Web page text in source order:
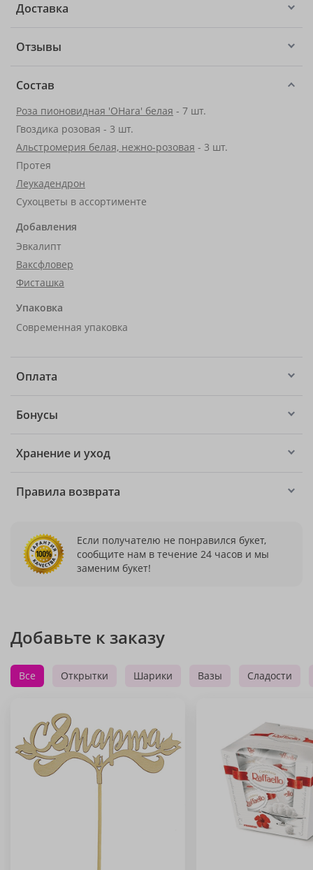
Доставка
Отзывы
Состав
Роза пионовидная 'OHara' белая - 7 шт.
Гвоздика розовая - 3 шт.
Альстромерия белая, нежно-розовая - 3 шт.
Протея
Леукадендрон
Сухоцветы в ассортименте
Добавления
Эвкалипт
Ваксфловер
Фисташка
Упаковка
Современная упаковка
Оплата
Бонусы
Хранение и уход
Правила возврата
Если получателю не понравился букет,
сообщите нам в течение 24 часов и мы
заменим букет!
Добавьте к заказу
Все Открытки Шарики Вазы Сладости